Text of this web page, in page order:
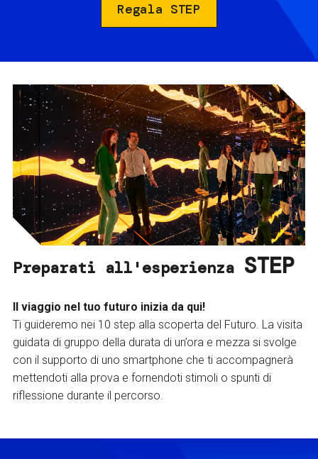
Regala STEP
Preparati all'esperienza STEP
Il viaggio nel tuo futuro inizia da qui!
Ti guideremo nei 10 step alla scoperta del Futuro. La visita
guidata di gruppo della durata di un’ora e mezza si svolge
con il supporto di uno smartphone che ti accompagnerà
mettendoti alla prova e fornendoti stimoli o spunti di
riflessione durante il percorso.